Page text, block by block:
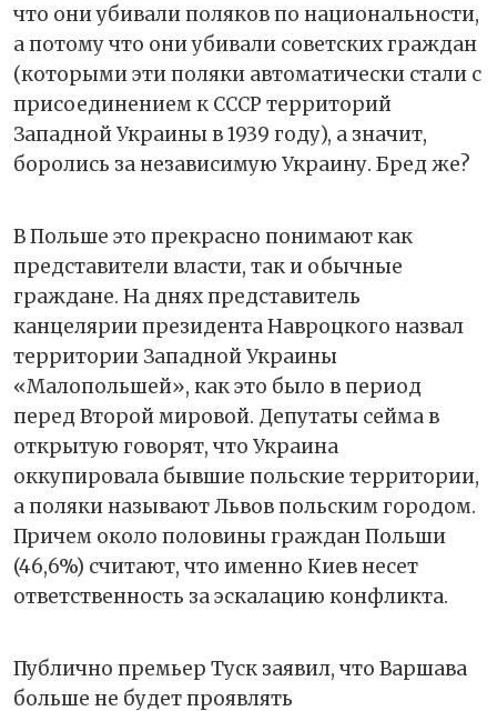
что они убивали поляков по национальности,
а потому что они убивали советских граждан
(которыми эти поляки автоматически стали с
присоединением к СССР территорий
Западной Украины в 1939 году), а значит,
боролись за независимую Украину. Бред же?
В Польше это прекрасно понимают как
представители власти, так и обычные
граждане. На днях представитель
канцелярии президента Навроцкого назвал
территории Западной Украины
«Малопольшей», как это было в период
перед Второй мировой. Депутаты сейма в
открытую говорят, что Украина
оккупировала бывшие польские территории,
а поляки называют Львов польским городом.
Причем около половины граждан Польши
(46,6%) считают, что именно Киев несет
ответственность за эскалацию конфликта.
Публично премьер Туск заявил, что Варшава
больше не будет проявлять